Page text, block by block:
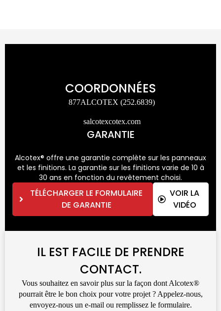
COORDONNÉES
877ALCOTEX (252.6839)
salcotexcotex.com
GARANTIE
Alcotex® offre une garantie complète sur les panneaux
et les finitions. La garantie sur les finitions varie de 10 à
30 ans en fonction du revêtement choisi.
TÉLÉCHARGER LE FORMULAIRE
DE GARANTIE
VOIR LA
VIDÉO
IL EST FACILE DE PRENDRE
CONTACT.
Vous souhaitez en savoir plus sur la façon dont Alcotex®
pourrait être le bon choix pour votre projet ? Appelez-nous,
envoyez-nous un e-mail ou remplissez le formulaire.